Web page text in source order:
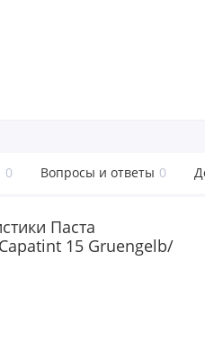
0 Вопросы и ответы 0
Паста
15 Gruengelb/